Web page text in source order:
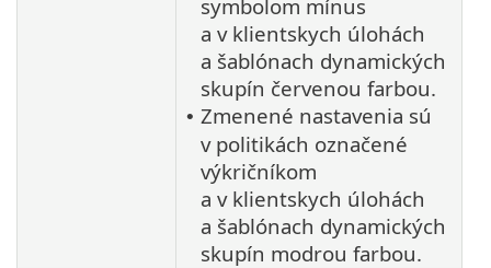
symbolom mínus
a v klientskych úlohách
a šablónach dynamických
skupín červenou farbou.
• Zmenené nastavenia sú
v politikách označené
výkričníkom
a v klientskych úlohách
a šablónach dynamických
skupín modrou farbou.